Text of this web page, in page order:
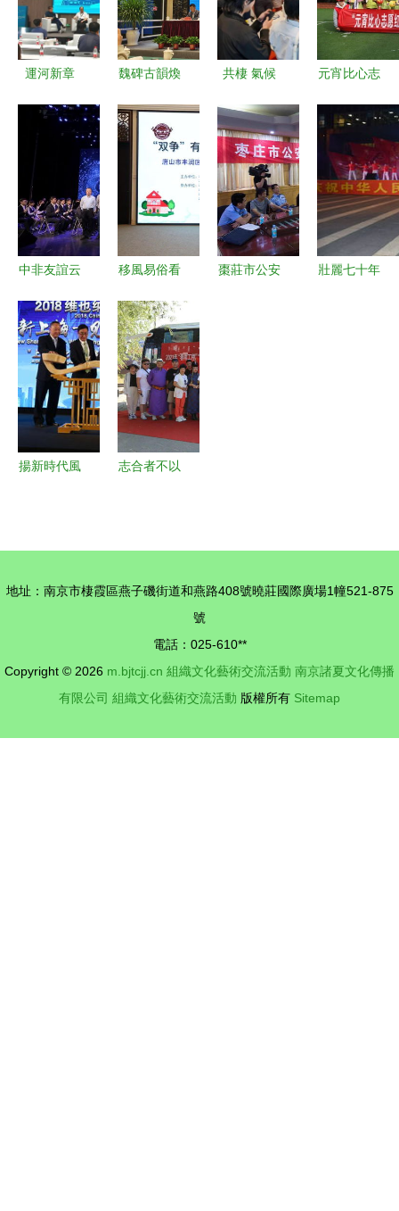
運河新章
合學術交流
活動圓滿落
幕，共繪文
化發展新藍
圖
魏碑古韻煥
杯啟首屆全
國雙年展
共棲 氣候
態藝術行動
交流活動在
馬來西亞啟
動
元宵比心志
文化美傳承
——開封市
公路管理局
開展移風易
俗主題實踐
活動
中非友誼云
州與南非文
藝交流線上
活動成功舉
辦
移風易俗看
區 以文藝
為媒，樹文
明新風
棗莊市公安
壯麗七十年
揚新時代風
國文化藝術
志合者不以
圓滿落幕
地址：南京市棲霞區燕子磯街道和燕路408號曉莊國際廣場1幢521-875
號
電話：025-610**
Copyright © 2026 m.bjtcjj.cn 組織文化藝術交流活動 南京諸夏文化傳播
有限公司 組織文化藝術交流活動 版權所有 Sitemap